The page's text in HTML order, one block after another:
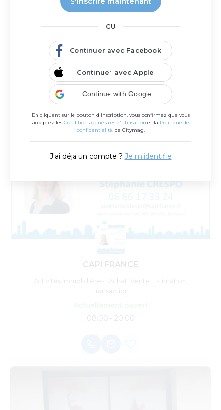
Pop’Com
Communication et création digitale, formation
CAPI FRANCE
Activités immobilières : Achat, Vente, Estimation,
Transaction
08:00 - 20:00
OU
Continuer avec Facebook
Continuer avec Apple
Continue with Google
En cliquant sur le bouton d'inscription, vous confirmez que vous
acceptez les Conditions générales d'utilisation et la Politique de
confidentialité. de Citymag.
J'ai déjà un compte ? Je m'identifie